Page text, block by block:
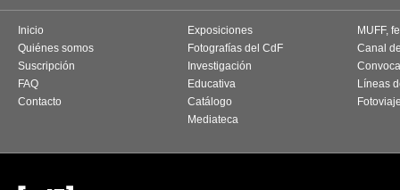
Inicio
Quiénes somos
Suscripción
FAQ
Contacto
Exposiciones
Fotografías del CdF
Investigación
Educativa
Catálogo
Mediateca
MUFF,
Canal
Líneas